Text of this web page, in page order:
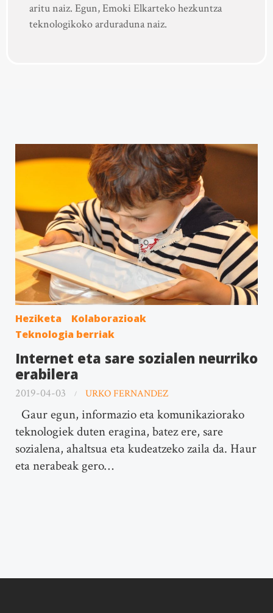
aritu naiz. Egun, Emoki Elkarteko hezkuntza
teknologikoko arduraduna naiz.
Heziketa
Kolaborazioak
Teknologia berriak
Internet eta sare sozialen neurriko
erabilera
2019-04-03 URKO FERNANDEZ
Gaur egun, informazio eta komunikaziorako
teknologiek duten eragina, batez ere, sare
sozialena, ahaltsua eta kudeatzeko zaila da. Haur
eta nerabeak gero…